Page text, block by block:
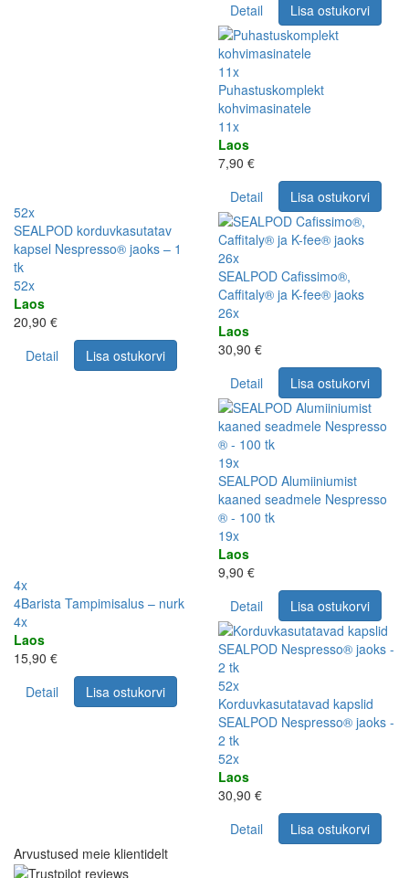
Detail
Lisa ostukorvi
52x
SEALPOD korduvkasutatav
kapsel Nespresso® jaoks – 1
tk
52x
Laos
20,90 €
Detail
Lisa ostukorvi
11x
Puhastuskomplekt
kohvimasinatele
11x
Laos
7,90 €
Detail
Lisa ostukorvi
26x
SEALPOD Cafissimo®,
Caffitaly® ja K-fee® jaoks
26x
Laos
30,90 €
Detail
Lisa ostukorvi
4x
4Barista Tampimisalus – nurk
4x
Laos
15,90 €
Detail
Lisa ostukorvi
19x
SEALPOD Alumiiniumist
kaaned seadmele Nespresso
® - 100 tk
19x
Laos
9,90 €
Detail
Lisa ostukorvi
52x
Korduvkasutatavad kapslid
SEALPOD Nespresso® jaoks -
2 tk
52x
Laos
30,90 €
Detail
Lisa ostukorvi
Arvustused meie klientidelt